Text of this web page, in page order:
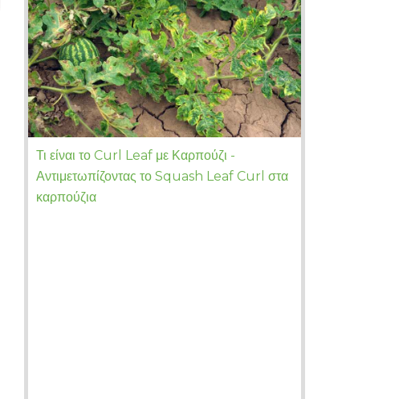
Τι είναι το Curl Leaf με Καρπούζι -
Αντιμετωπίζοντας το Squash Leaf Curl στα
καρπούζια